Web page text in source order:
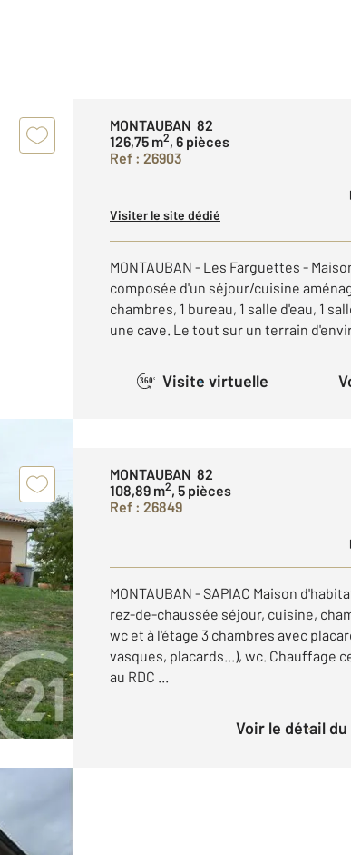
MONTAUBAN 82
126,75 m2, 6 pièces
Ref : 26903
Visiter le site dédié
MONTAUBAN - Les Farguettes -
composée d'un séjour/cuisine
chambres, 1 bureau, 1 salle d'eau, 1
une cave. Le tout sur un terrain
360° Visite virtuelle
MONTAUBAN 82
108,89 m2, 5 pièces
Ref : 26849
MONTAUBAN - SAPIAC Maison
rez-de-chaussée séjour, cuisine,
wc et à l'étage 3 chambres avec
vasques, placards...), wc. Chauffage
au RDC ...
Voir le détail